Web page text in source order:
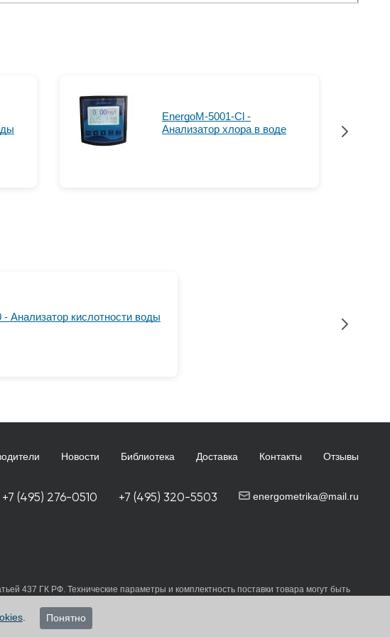
EnergoM-5001-Cl -
Анализатор хлора в воде
Анализатор кислотности воды
Новости Библиотека Доставка Контакты Отзывы
+7 (495) 276-0510 +7 (495) 320-5503 energometrika@mail.ru
437 ГК РФ. Технические параметры и комплектность поставки товара могут быть
. Понятно